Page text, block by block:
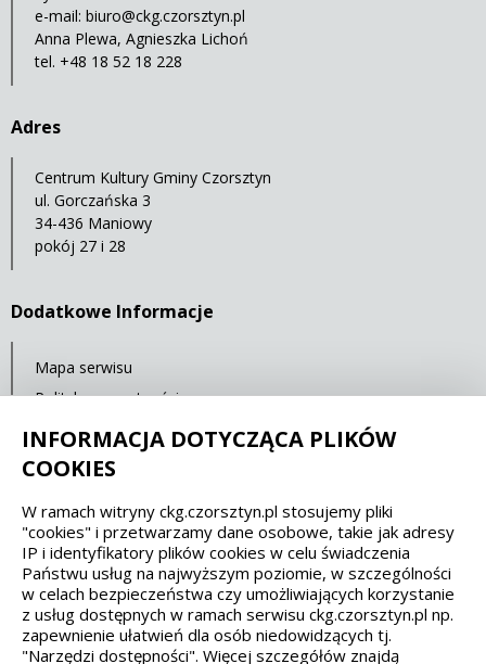
e-mail: biuro@ckg.czorsztyn.pl
Anna Plewa, Agnieszka Lichoń
tel. +48 18 52 18 228
Adres
Centrum Kultury Gminy Czorsztyn
ul. Gorczańska 3
34-436 Maniowy
pokój 27 i 28
Dodatkowe Informacje
Mapa serwisu
Polityka prywatności
Deklaracja dostępności
Spełniamy standardy dostępności oraz W3C
WCAG 2.1 SECTION 508 EAA/EN 301549
IS 5568
INFORMACJA DOTYCZĄCA PLIKÓW
COOKIES
W ramach witryny ckg.czorsztyn.pl stosujemy pliki
"cookies" i przetwarzamy dane osobowe, takie jak adresy
IP i identyfikatory plików cookies w celu świadczenia
Państwu usług na najwyższym poziomie, w szczególności
w celach bezpieczeństwa czy umożliwiających korzystanie
z usług dostępnych w ramach serwisu ckg.czorsztyn.pl np.
zapewnienie ułatwień dla osób niedowidzących tj.
"Narzędzi dostępności". Więcej szczegółów znajdą